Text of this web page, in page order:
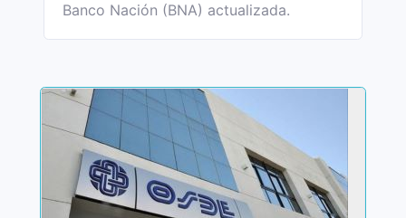
Banco Nación (BNA) actualizada.